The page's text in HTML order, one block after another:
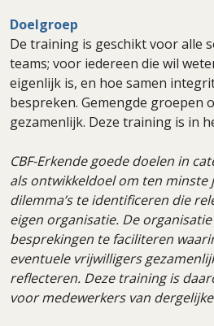
Doelgroep
De training is geschikt voor alle
teams; voor iedereen die wil
eigenlijk is, en hoe samen
bespreken. Gemengde groepen
gezamenlijk. Deze training is in
CBF-Erkende goede doelen in
als ontwikkeldoel om ten minste
dilemma’s te identificeren die
eigen organisatie. De
besprekingen te faciliteren
eventuele vrijwilligers
reflecteren. Deze training is
voor medewerkers van